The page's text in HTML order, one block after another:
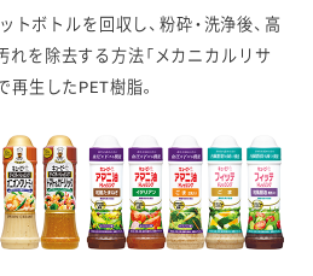
ボトルを回収し、粉砕・洗浄後、高
れを除去する方法「メカニカルリサ
再生したPET樹脂。